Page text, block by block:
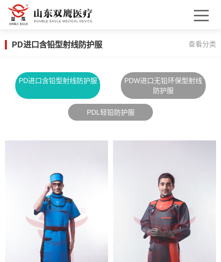
PD进口含铅型射线防护服 查看分类
PD进口含铅型射线防护服
PDW进口无铅环保型射线
防护服
PDL轻铅防护服